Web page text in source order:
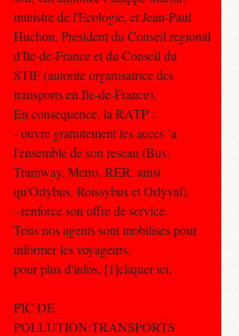
ministre de l'Ecologie, et Jean-Paul
Huchon, President du Conseil regional
d'Ile-de-France et du Conseil du
STIF (autorite organisatrice des
transports en Ile-de-France).
En consequence, la RATP :
- ouvre gratuitement les acces `a
l'ensemble de son reseau (Bus,
Tramway, Metro, RER, ainsi
qu'Orlybus, Roissybus et Orlyval).
- renforce son offre de service.
Tous nos agents sont mobilises pour
informer les voyageurs.
pour plus d'infos, [1]cliquer ici.
PIC DE
POLLUTION:TRANSPORTS